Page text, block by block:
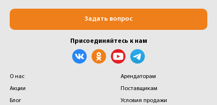
О нас
Акции
Блог
Арендаторам
Поставщикам
Условия продажи
Задать вопрос
Присоединяйтесь к нам